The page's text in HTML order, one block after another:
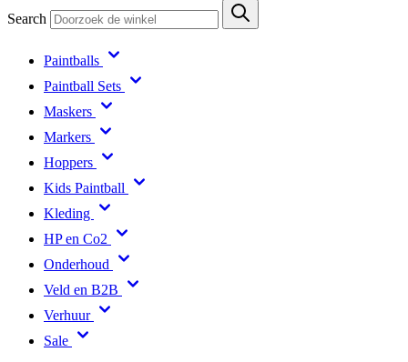
Search
Paintballs
Paintball Sets
Maskers
Markers
Hoppers
Kids Paintball
Kleding
HP en Co2
Onderhoud
Veld en B2B
Verhuur
Sale